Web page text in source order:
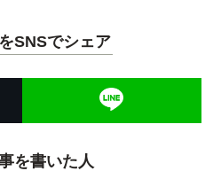
SNSでシェア
を書いた人